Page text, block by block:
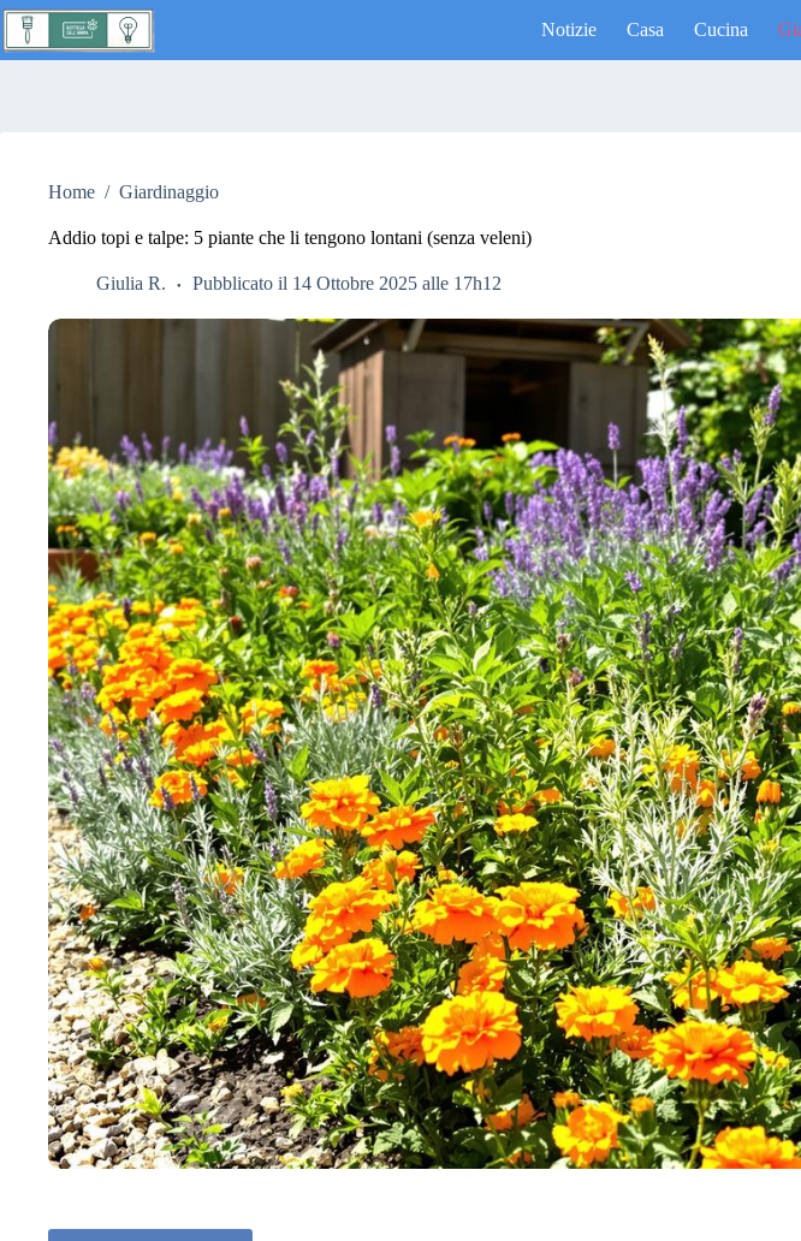
Salta
contenuto
Notizie Casa Cucina
Home / Giardinaggio
Addio topi e talpe: 5 piante che li tengono lontani (senza veleni)
Giulia R. Pubblicato il 14 Ottobre 2025 alle 17h12